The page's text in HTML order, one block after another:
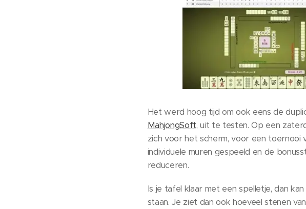
Het werd hoog tijd om ook eens de
MahjongSoft, uit te testen. Op een
zich voor het scherm, voor een
individuele muren gespeeld en de
reduceren.
Is je tafel klaar met een spelletje, dan
staan. Je ziet dan ook hoeveel stenen